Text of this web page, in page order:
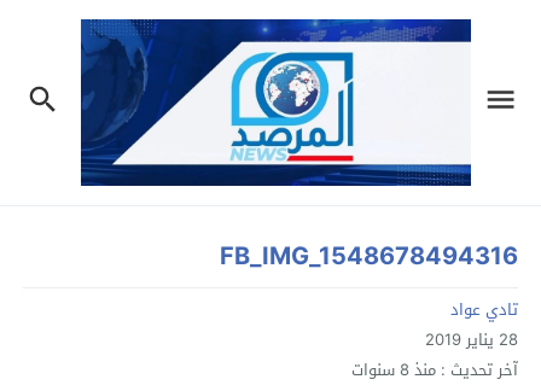
FB_IMG_1548678494316
تادي عواد
28 يناير 2019
آخر تحديث : منذ 8 سنوات